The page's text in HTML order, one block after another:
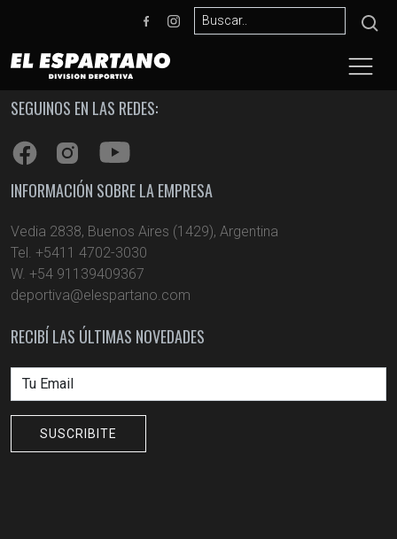
SEGUINOS EN LAS REDES:
INFORMACIÓN SOBRE LA EMPRESA
Vedia 2838, Buenos Aires (1429), Argentina
Tel. +5411 4702-3030
W. +54 91139409367
deportiva@elespartano.com
RECIBÍ LAS ÚLTIMAS NOVEDADES